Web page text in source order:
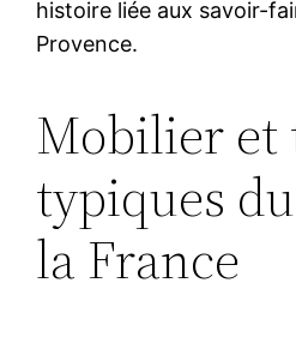
histoire liée aux savoir-
Provence.
Mobilier et
typiques
la France